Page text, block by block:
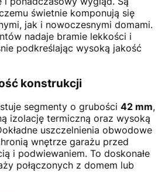
świetnie komponują się
jak i nowoczesnymi domami.
nadaje bramie lekkości i
podkreślając wysoką jakość
konstrukcji
segmenty o grubości 42 mm,
izolację termiczną oraz wysoką
uszczelnienia obwodowe
wnętrze garażu przed
i podwiewaniem. To doskonałe
połączonych z domem lub